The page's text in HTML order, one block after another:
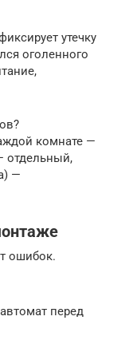
утечку
оголенного
комнате —
отдельный,
—
ошибок.
перед